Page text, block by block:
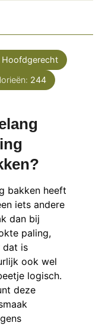
Hoofdgerecht
244
bakken heeft
iets andere
dan bij
paling,
dat is
ook wel
logisch.
deze